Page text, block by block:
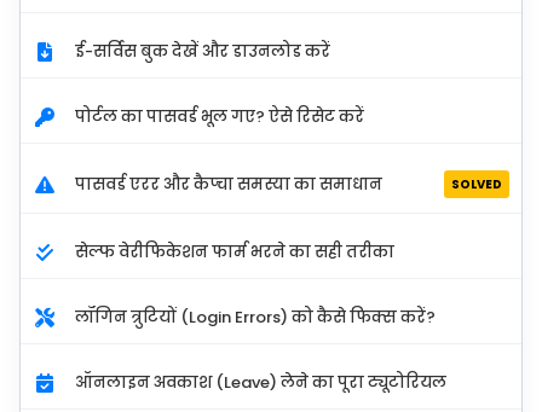
ई-सर्विस बुक देखें और डाउनलोड करें
पोर्टल का पासवर्ड भूल गए? ऐसे रिसेट करें
पासवर्ड एरर और कैप्चा समस्या का समाधान SOLVED
सेल्फ वेरीफिकेशन फार्म भरने का सही तरीका
लॉगिन त्रुटियों (Login Errors) को कैसे फिक्स करें?
ऑनलाइन अवकाश (Leave) लेने का पूरा ट्यूटोरियल